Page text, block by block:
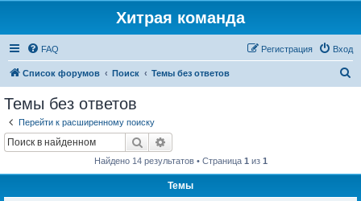
Хитрая команда
FAQ Вход
Регистрация
Список форумов Поиск Темы без ответов
Темы без ответов
Перейти к расширенному поиску
Поиск
Найдено 14 результатов • Страница 1 из 1
Темы